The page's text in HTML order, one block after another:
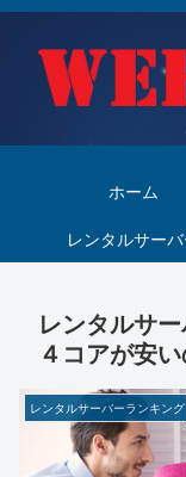
ホーム
レンタルサー
レンタルサ
４コアが安い
レンタルサーバーランキング